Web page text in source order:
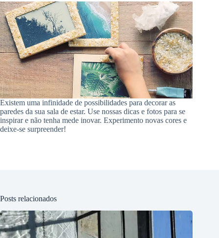
Existem uma infinidade de possibilidades para decorar as
paredes da sua sala de estar. Use nossas dicas e fotos para se
inspirar e não tenha mede inovar. Experimento novas cores e
deixe-se surpreender!
Posts relacionados